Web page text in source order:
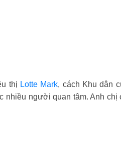
thị Lotte Mark, cách Khu dân
người quan tâm. Anh chị